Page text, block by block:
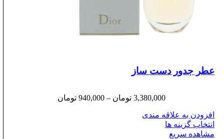
عطر جدور دست ساز
3,380,000 تومان –
940,000 تومان
افزودن به علاقه مندی
انتخاب گزینه ها
مشاهده سریع